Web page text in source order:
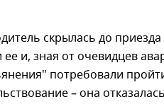
скрылась до приезда
и, зная от очевидцев
потребовали
– она